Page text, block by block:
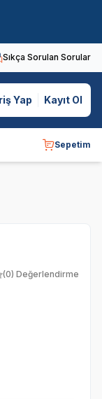
Sıkça Sorulan Sorular
Yap Kayıt Ol
Sepetim
(0) Değerlendirme